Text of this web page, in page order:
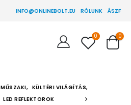
INFO@ONLINEBOLT.EU RÓLUNK ÁSZF
0 0
MŰSZAKI, KÜLTÉRI VILÁGÍTÁS,
LED REFLEKTOROK